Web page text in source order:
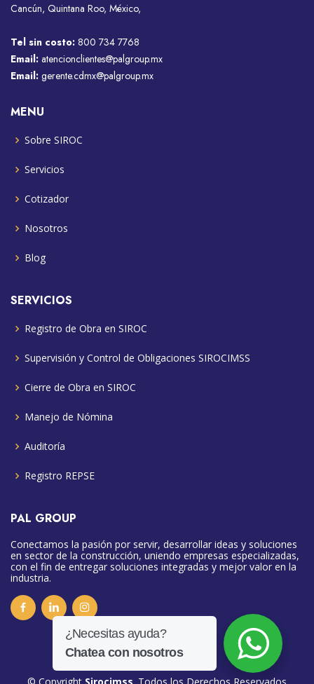
Cancún, Quintana Roo, México,
Tel sin costo: 800 734 7768
Email: atencionclientes@palgroup.mx
Email: gerente.cdmx@palgroup.mx
MENU
Sobre SIROC
Servicios
Cotizador
Nosotros
Blog
SERVICIOS
Registro de Obra en SIROC
Supervisión y Control de Obligaciones SIROCIMSS
Cierre de Obra en SIROC
Manejo de Nómina
Auditoría
Registro REPSE
PAL GROUP
Conectamos la pasión por servir, desarrollar ideas y soluciones
en sector de la construcción, uniendo empresas especializadas,
con el fin de entregar soluciones integradas y mejor valor en la
industria.